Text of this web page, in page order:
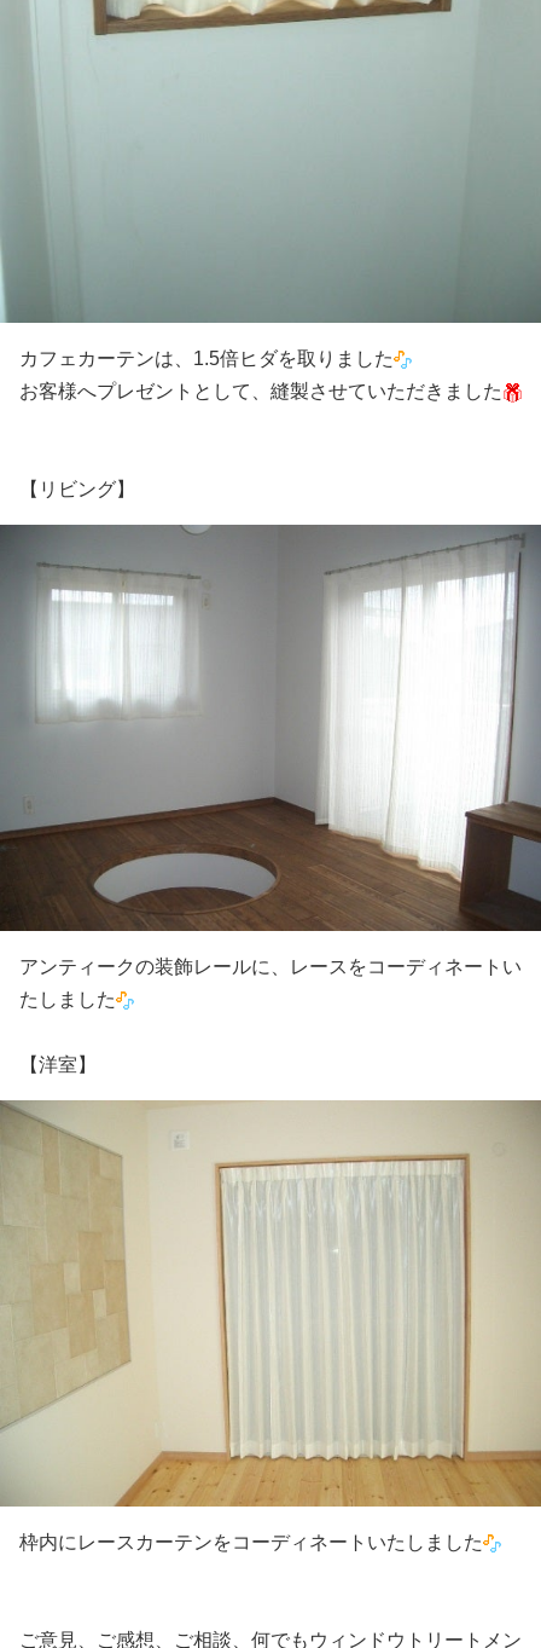
カフェカーテンは、1.5倍ヒダを取りました
お客様へプレゼントとして、縫製させていただきました
【リビング】
アンティークの装飾レールに、レースをコーディネートい
たしました
【洋室】
枠内にレースカーテンをコーディネートいたしました
ご意見、ご感想、ご相談、何でもウィンドウトリートメン